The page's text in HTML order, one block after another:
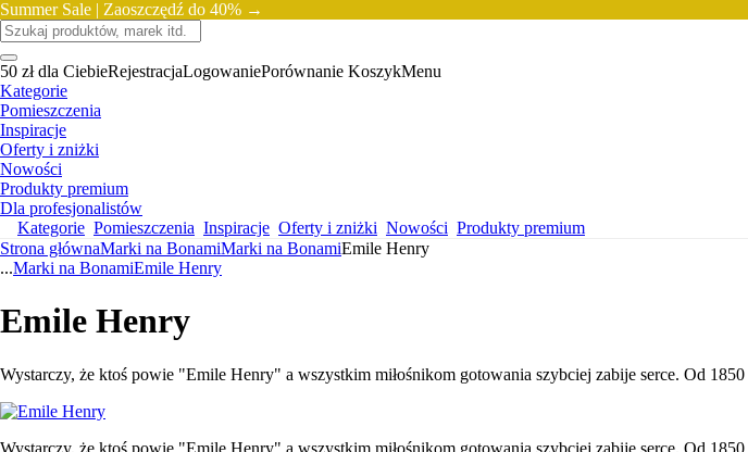
Summer Sale | Zaoszczędź do 40% →
50 zł dla CiebieRejestracjaLogowaniePorównanie KoszykMenu
Kategorie
Pomieszczenia
Inspiracje
Oferty i zniżki
Nowości
Produkty premium
Dla profesjonalistów
Kategorie Pomieszczenia Inspiracje Oferty i zniżki Nowości Produkty premium
Strona głównaMarki na BonamiMarki na BonamiEmile Henry
...Marki na BonamiEmile Henry
Emile Henry
Wystarczy, że ktoś powie "Emile Henry" a wszystkim miłośnikom gotowania szybciej zabije serce. Od
Wystarczy, że ktoś powie "Emile Henry" a wszystkim miłośnikom gotowania szybciej zabije serce. Od